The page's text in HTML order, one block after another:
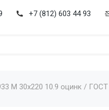
+7 (812) 603 44 93
M 30x220 10.9 оцинк /